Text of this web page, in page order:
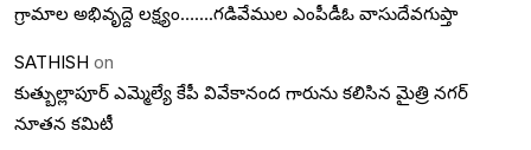
గ్రామాల అభివృద్దె లక్ష్యం…….గడివేముల ఎంపీడీఓ వాసుదేవగుప్తా
SATHISH on
కుత్బుల్లాపూర్ ఎమ్మెల్యే కేపీ వివేకానంద గారును కలిసిన మైత్రి నగర్
నూతన కమిటీ